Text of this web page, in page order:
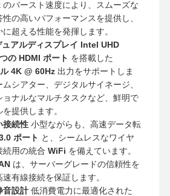
のバースト速度により、スムーズな
の高いパフォーマンスを提供し、
超える性能を発揮します。
アルディスプレイ Intel UHD
の HDMI ポート を搭載した
4K @ 60Hz出力をサポートしま
シアター、デジタルサイネージ、
ョナルなマルチタスクなど、鮮明で
提供します。
接続性小型ながらも、高速データ転
ポート と、シームレスなワイヤ
続用の統合 WiFi を備えています。
は、サーバーグレードの信頼性を
有線接続を保証します。
音設計低消費電力に最適化された